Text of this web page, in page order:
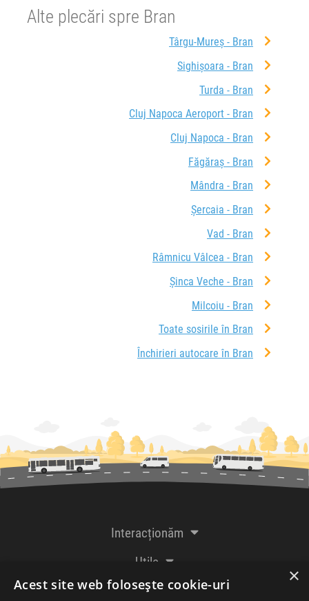
Alte plecări spre Bran
Târgu-Mureș - Bran
Sighișoara - Bran
Turda - Bran
Cluj Napoca Aeroport - Bran
Cluj Napoca - Bran
Făgăraș - Bran
Mândra - Bran
Șercaia - Bran
Vad - Bran
Râmnicu Vâlcea - Bran
Șinca Veche - Bran
Milcoiu - Bran
Toate sosirile în Bran
Închirieri autocare în Bran
Interacționăm
Utile
De la creatorii
×
Acest site web folosește cookie-uri